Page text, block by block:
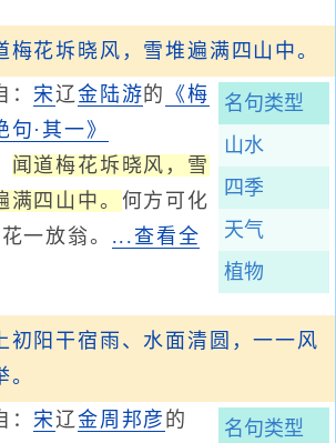
梅花坼晓风，雪堆遍满四山中。
名句类型
山水
四季
天气
植物
：宋辽金 陆游的 《梅
句·其一》
闻道梅花坼晓风，雪
满四山中。 何方可化
一放翁。 ...查看全
初阳干宿雨、水面清圆，一一风
。
名句类型
：宋辽金周邦彦 的